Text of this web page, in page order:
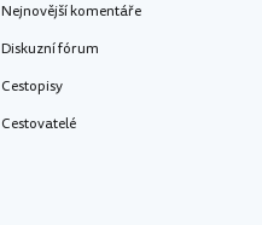
Nejnovější komentáře
Diskuzní fórum
Cestopisy
Cestovatelé